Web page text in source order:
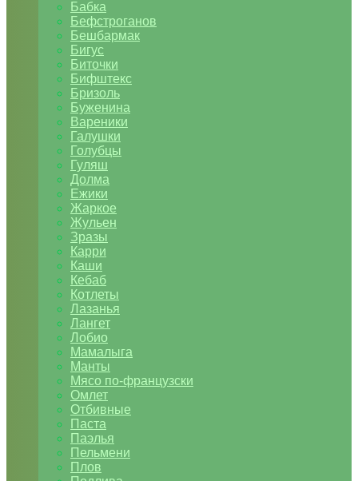
Бабка
Бефстроганов
Бешбармак
Бигус
Биточки
Бифштекс
Бризоль
Буженина
Вареники
Галушки
Голубцы
Гуляш
Долма
Ежики
Жаркое
Жульен
Зразы
Карри
Каши
Кебаб
Котлеты
Лазанья
Лангет
Лобио
Мамалыга
Манты
Мясо по-французски
Омлет
Отбивные
Паста
Паэлья
Пельмени
Плов